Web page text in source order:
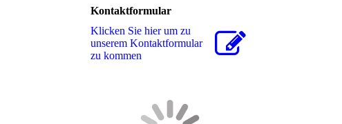
Kontaktformular
Klicken Sie hier um zu
unserem Kon­takt­for­mu­lar
zu kommen